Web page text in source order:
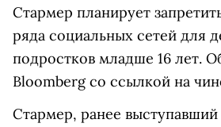
Стармер планирует
ряда социальных сетей для
подростков младше 16 лет.
Bloomberg со ссылкой на
Стармер, ранее выступавший